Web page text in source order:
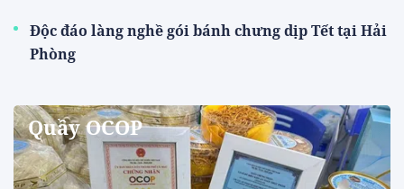
Độc đáo làng nghề gói bánh chưng dịp Tết tại Hải
Phòng
Quầy OCOP